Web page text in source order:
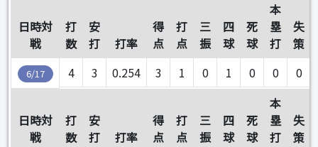
日時対
戦
打
数
安
打
打率
得
点
打
点
三
振
四
球
死
球
本
塁
打
失
策
6/17 4 3 0.254 3 1 0 1 0 0 0
日時対
戦
打
数
安
打
打率
得
点
打
点
三
振
四
球
死
球
本
塁
打
失
策